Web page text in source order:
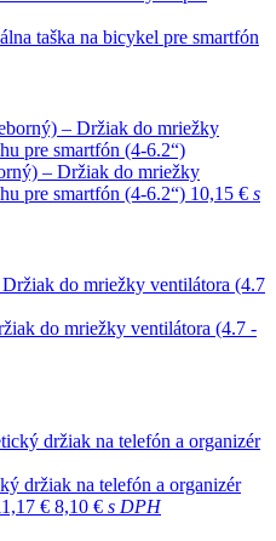
taška na bicykel pre smartfón
– Držiak do mriežky
pre smartfón (4-6.2“) 10,15 € s
do mriežky ventilátora (4.7 -
držiak na telefón a organizér
€ 8,10 € s DPH